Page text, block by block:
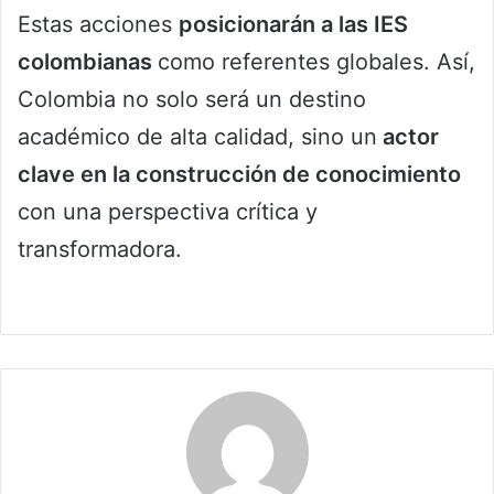
Estas acciones posicionarán a las IES
colombianas como referentes globales. Así,
Colombia no solo será un destino
académico de alta calidad, sino un actor
clave en la construcción de conocimiento
con una perspectiva crítica y
transformadora.